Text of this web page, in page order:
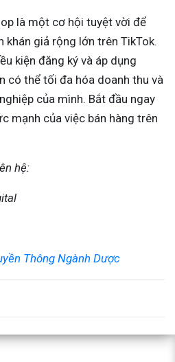
là một cơ hội tuyệt vời để
khán giả rộng lớn trên TikTok.
kiện đăng ký và áp dụng
có thể tối đa hóa doanh thu và
của mình. Bắt đầu ngay
mạnh của việc bán hàng trên
hệ:
Thông Ngành Dược